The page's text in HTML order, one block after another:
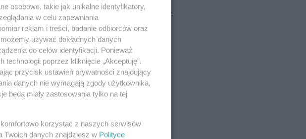
REKLAMA
osobowe, takie jak unikalne identyfikatory,
w celu zapewniania
reklam i treści, badanie odbiorców oraz
używać dokładnych danych
do celów identyfikacji. Ponieważ
poprzez kliknięcie „Akceptuję”.
przycisk ustawień prywatności znajdujący
danych nie wymagają zgody użytkownika,
będą miały zastosowania tylko na tej
korzystać z naszych serwisów
Twoich danych znajdziesz w Polityce